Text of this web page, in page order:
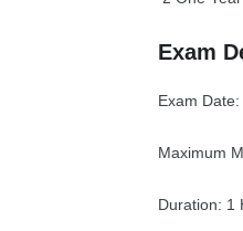
Exam
Exam
Maximum
Duration: 1